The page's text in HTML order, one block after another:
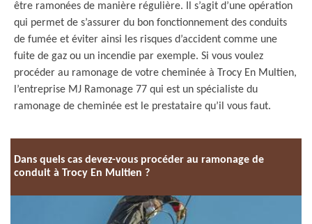
être ramonées de manière régulière. Il s’agit d’une opération
qui permet de s’assurer du bon fonctionnement des conduits
de fumée et éviter ainsi les risques d’accident comme une
fuite de gaz ou un incendie par exemple. Si vous voulez
procéder au ramonage de votre cheminée à Trocy En Multien,
l’entreprise MJ Ramonage 77 qui est un spécialiste du
ramonage de cheminée est le prestataire qu’il vous faut.
Dans quels cas devez-vous procéder au ramonage de
conduit à Trocy En Multien ?